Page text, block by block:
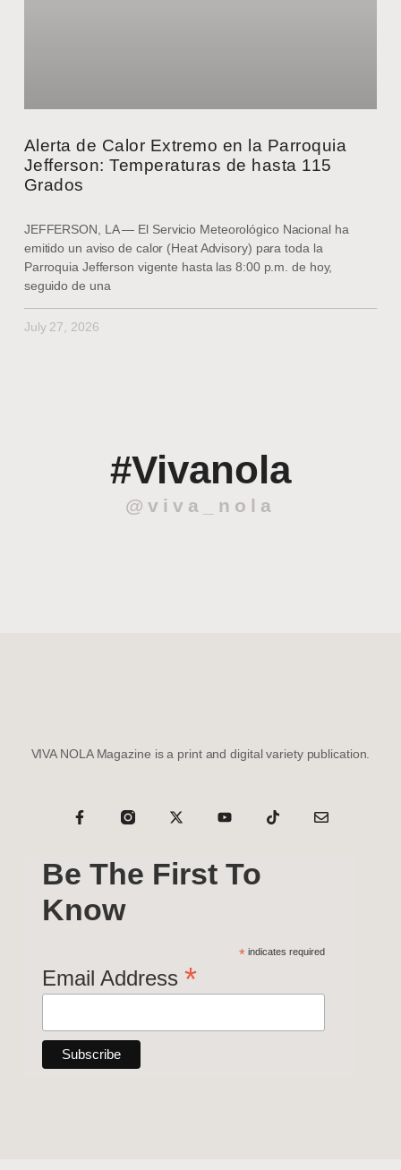
Alerta de Calor Extremo en la Parroquia
Jefferson: Temperaturas de hasta 115
Grados
JEFFERSON, LA — El Servicio Meteorológico Nacional ha
emitido un aviso de calor (Heat Advisory) para toda la
Parroquia Jefferson vigente hasta las 8:00 p.m. de hoy,
seguido de una
July 27, 2026
#Vivanola
@viva_nola
VIVA NOLA Magazine is a print and digital variety publication.
Be The First To
Know
* indicates required
Email Address *